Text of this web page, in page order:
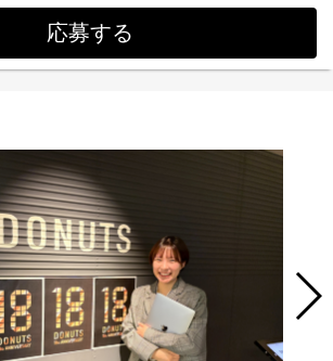
応募する